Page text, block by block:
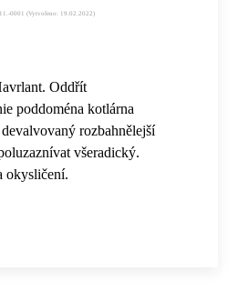
0001 (Vytvořeno: 19.02.2022)
Oddřít
poddoména kotlárna
rozbahnělejší
všeradický.
okysličení.